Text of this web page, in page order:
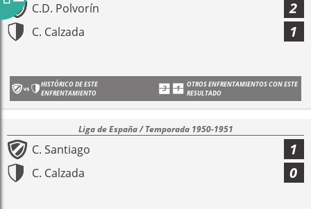
C.D. Polvorín 2
C. Calzada 1
HISTÓRICO DE ESTE
ENFRENTAMIENTO
OTROS ENFRENTAMIENTOS CON ESTE
RESULTADO
Liga de España / Temporada 1950-1951
C. Santiago 1
C. Calzada 0